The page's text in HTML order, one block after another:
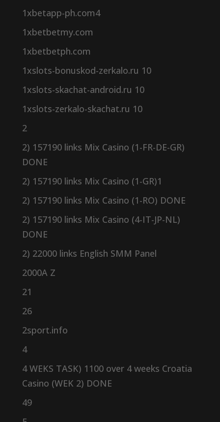
1xbetapp-ph.com4
1xbetbetmy.com
1xbetbetph.com
1xslots-bonuskod-zerkalo.ru 10
1xslots-skachat-android.ru 10
1xslots-zerkalo-skachat.ru 10
2
2) 157190 links Mix Casino (1-FR-DE-GR)
DONE
2) 157190 links Mix Casino (1-GR)1
2) 157190 links Mix Casino (1-RO) DONE
2) 157190 links Mix Casino (4-IT-JP-NL)
DONE
2) 22000 links English SMM Panel
2000A Z
21
26
2sport.info
4
4 WEKS TASK) 1100 over 4 weeks Croatia
Casino (WEK 2) DONE
49